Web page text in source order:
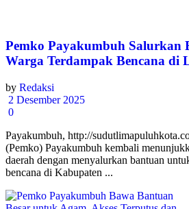
Pemko Payakumbuh Salurkan
Warga Terdampak Bencana di
by Redaksi
2 Desember 2025
0
Payakumbuh, http://
(Pemko) Payakumbuh kembali
daerah dengan menyalurkan bantuan
bencana di Kabupaten ...